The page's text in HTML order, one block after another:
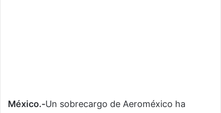
México.-Un sobrecargo de Aeroméxico ha